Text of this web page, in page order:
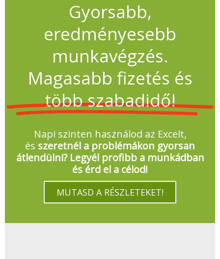
Gyorsabb,
eredményesebb
munkavégzés.
Magasabb fizetés és
több szabadidő!
Napi szinten használod az Excelt,
és szeretnél a problémákon gyorsan
átlendülni? Legyél profibb a munkádban
és érd el a célod!
MUTASD A RÉSZLETEKET!